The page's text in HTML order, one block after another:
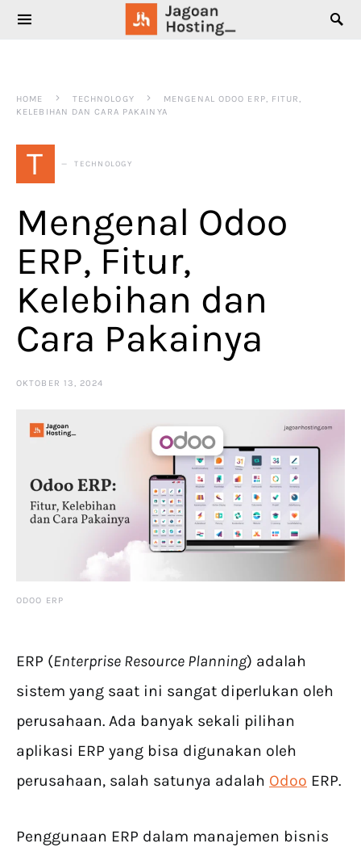
SEARCH FOR:
HOME TECHNOLOGY
MENGENAL ODOO ERP, FITUR,
KELEBIHAN DAN CARA PAKAINYA
T TECHNOLOGY
Mengenal Odoo
ERP, Fitur,
Kelebihan dan
Cara Pakainya
OKTOBER 13, 2024
ODOO ERP
ERP (Enterprise Resource Planning) adalah
sistem yang saat ini sangat diperlukan oleh
perusahaan. Ada banyak sekali pilihan
aplikasi ERP yang bisa digunakan oleh
perusahaan, salah satunya adalah Odoo ERP.
Penggunaan ERP dalam manajemen bisnis